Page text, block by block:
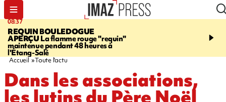
08:37
REQUIN BOULEDOGUE
APERÇU La flamme rouge "requin"
maintenue pendant 48 heures à
l'Étang-Salé
11:31
poutres en aluminium
Accueil Toute l'actu
Dans les associations,